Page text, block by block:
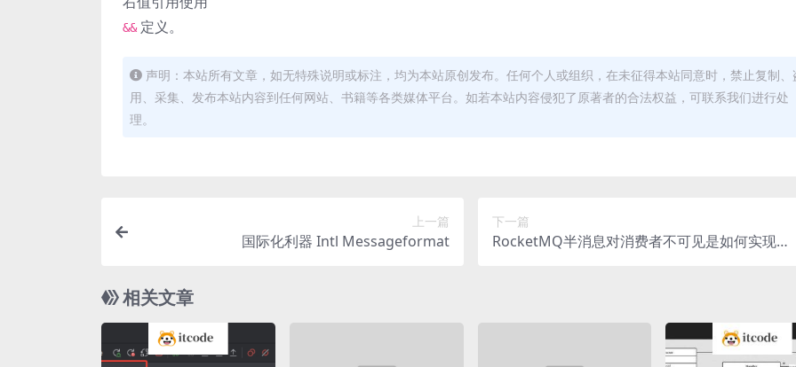
&&定义。
声明：本站所有文章，如无特殊说明或标注，均为本站原创发布。任何个人或组织，在未征得本站同意时，禁止复制、
用、采集、发布本站内容到任何网站、书籍等各类媒体平台。如若本站内容侵犯了原著者的合法权益，可联系我们进行处
理。
上一篇
国际化利器 Intl Messageformat
下一篇
RocketMQ半消息对消费者不可见是如何实现
相关文章